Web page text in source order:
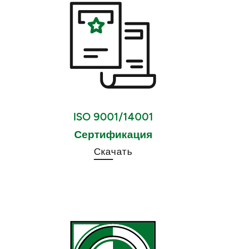
ISO 9001/14001
Сертификация
Скачать